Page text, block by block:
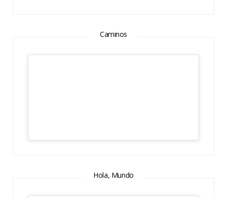
Caminos
Hola, Mundo